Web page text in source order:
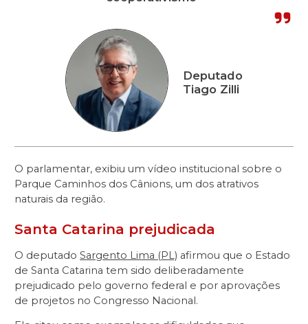
Deputado
Tiago Zilli
O parlamentar, exibiu um vídeo institucional sobre o
Parque Caminhos dos Cânions, um dos atrativos
naturais da região.
Santa Catarina prejudicada
O deputado Sargento Lima (PL) afirmou que o Estado
de Santa Catarina tem sido deliberadamente
prejudicado pelo governo federal e por aprovações
de projetos no Congresso Nacional.